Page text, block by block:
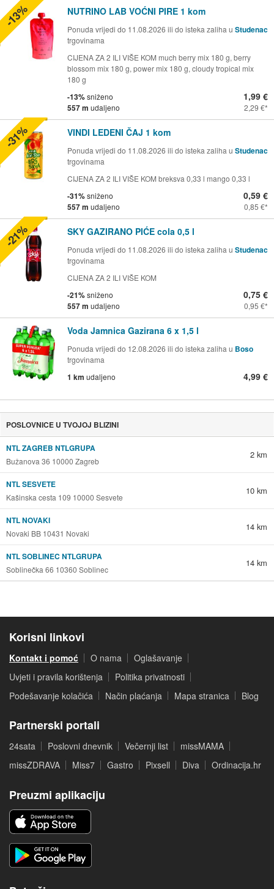
NUTRINO LAB VOĆNI PIRE 1 kom
Ponuda vrijedi do 11.08.2026 ili do isteka zaliha u Studenac
trgovinama
CIJENA ZA 2 ILI VIŠE KOM much berry mix 180 g, berry
blossom mix 180 g, power mix 180 g, cloudy tropical mix
180 g
-13%sniženo
557 m udaljeno
1,99 €
2,29 €
-13%
VINDI LEDENI ČAJ 1 kom
Ponuda vrijedi do 11.08.2026 ili do isteka zaliha u Studenac
trgovinama
CIJENA ZA 2 ILI VIŠE KOM breksva 0,33 l mango 0,33 l
-31%sniženo
557 m udaljeno
0,59 €
0,85 €
-31%
SKY GAZIRANO PIĆE cola 0,5 l
Ponuda vrijedi do 11.08.2026 ili do isteka zaliha u Studenac
trgovinama
CIJENA ZA 2 ILI VIŠE KOM
-21%sniženo
557 m udaljeno
0,75 €
0,95 €
-21%
Voda Jamnica Gazirana 6 x 1,5 l
Ponuda vrijedi do 12.08.2026 ili do isteka zaliha u Boso
trgovinama
1 km udaljeno 4,99 €
POSLOVNICE U TVOJOJ BLIZINI
NTL ZAGREB NTLGRUPA
Bužanova 36 10000 Zagreb
2 km
NTL SESVETE
Kašinska cesta 109 10000 Sesvete
10 km
NTL NOVAKI
Novaki BB 10431 Novaki
14 km
NTL SOBLINEC NTLGRUPA
Soblinečka 66 10360 Soblinec
14 km
Korisni linkovi
Kontakt i pomoć O nama
Oglašavanje
Uvjeti i pravila korištenja
Politika privatnosti
Podešavanje kolačića
Način plaćanja Mapa stranica Blog
Partnerski portali
24sata Poslovni dnevnik Večernji list
missMAMA
missZDRAVA
Miss7 Gastro Pixsell Diva Ordinacija.hr
Preuzmi aplikaciju